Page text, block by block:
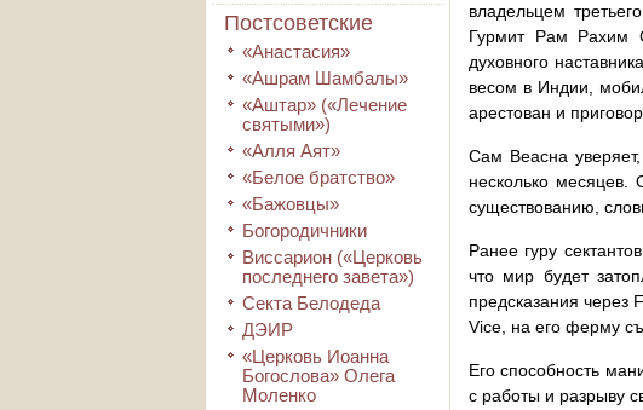
Постсоветские
«Анастасия»
«Ашрам Шамбалы»
«Аштар» («Лечение
святыми»)
«Алля Аят»
«Белое братство»
«Бажовцы»
Богородичники
Виссарион («Церковь
последнего завета»)
Секта Белодеда
ДЭИР
«Церковь Иоанна
Богослова» Олега
Моленко
владельцем
Гурмит Рам Рахим
духовного
весом в Индии,
арестован и
Сам Веасна
несколько месяцев.
существованию,
Ранее гуру
что мир будет
предсказания через
Vice, на его ферму
Его способность
с работы и разрыву